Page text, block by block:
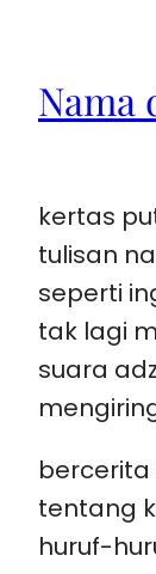
Nama
kertas
tulisan
seperti
tak lagi
suara
tentang
huruf-